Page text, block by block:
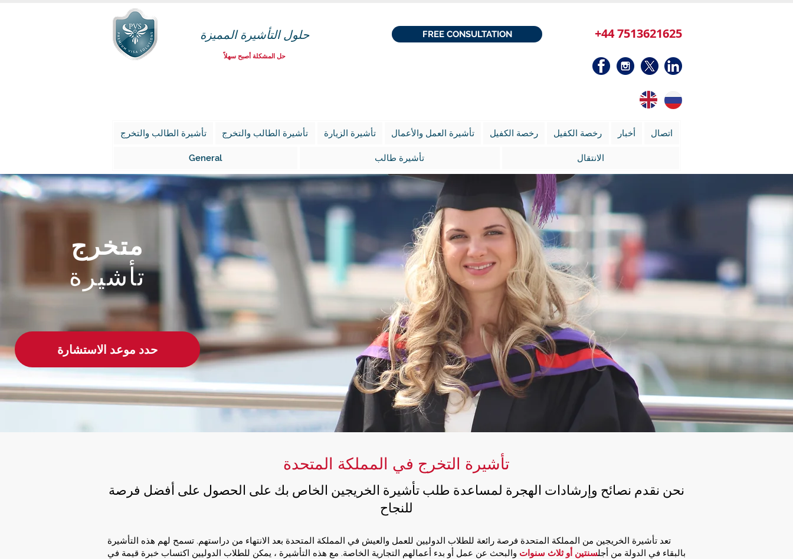
حلول التأشيرة المميزة
حل المشكلة أصبح سهلاً
FREE CONSULTATION +44 7513621625
تأشيرة الطالب والتخرج تأشيرة الطالب والتخرج تأشيرة الزيارة تأشيرة العمل والأعمال رخصة الكفيل رخصة الكفيل أخبار اتصال
General تأشيرة طالب الانتقال
متخرج
تأشيرة
حدد موعد الاستشارة
تأشيرة التخرج في المملكة المتحدة
نحن نقدم نصائح وإرشادات الهجرة لمساعدة طلب تأشيرة الخريجين الخاص بك على الحصول على أفضل فرصة
للنجاح
تعد تأشيرة الخريجين من المملكة المتحدة فرصة رائعة للطلاب الدوليين للعمل والعيش في المملكة المتحدة بعد الانتهاء من دراستهم. تسمح لهم هذه التأشيرة
بالبقاء في الدولة من أجلسنتين أو ثلاث سنوات والبحث عن عمل أو بدء أعمالهم التجارية الخاصة. مع هذه التأشيرة ، يمكن للطلاب الدوليين اكتساب خبرة قيمة في